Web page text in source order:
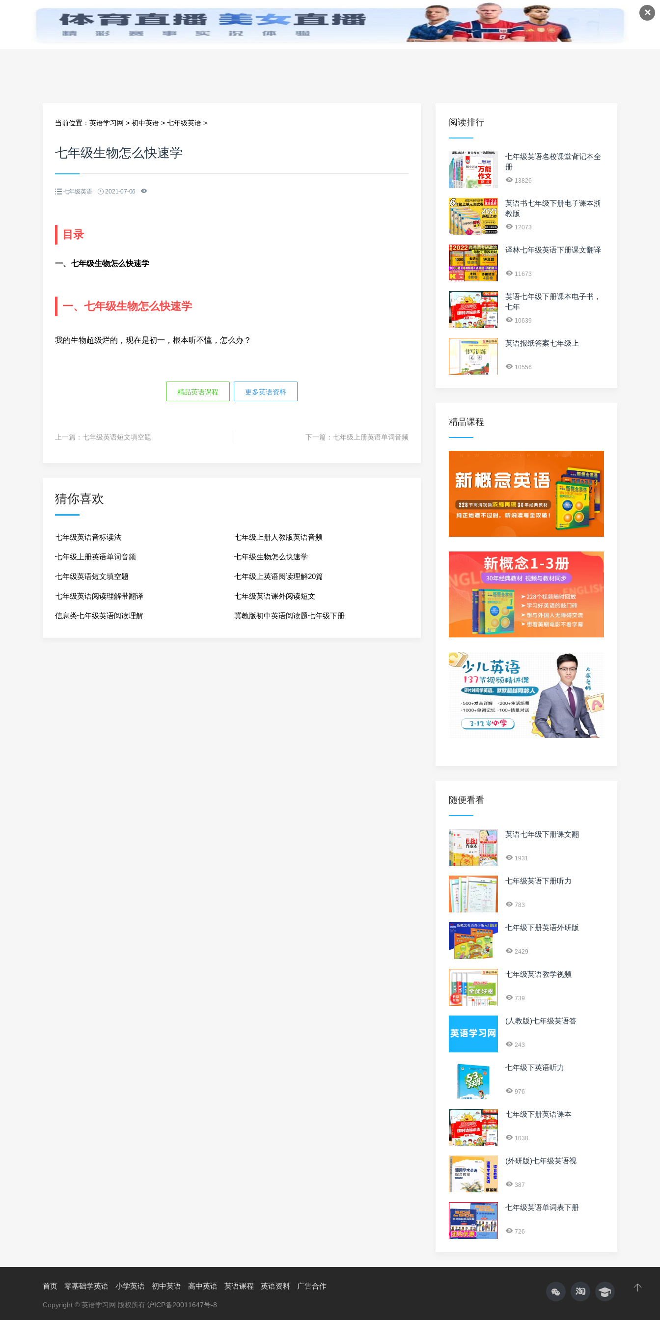
✕
首页 零基础学英语 小学英语 初中英语 高中英语 英语课程 英语资料
当前位置： 英语学习网 > 初中英语 > 七年级英语 >
七年级生物怎么快速学
七年级英语 2021-07-06
目录
一、七年级生物怎么快速学
一、七年级生物怎么快速学
我的生物超级烂的，现在是初一，根本听不懂，怎么办？
精品英语课程 更多英语资料
上一篇： 七年级英语短文填空题 下一篇： 七年级上册英语单词音频
猜你喜欢
七年级英语音标读法 七年级上册人教版英语音频
七年级上册英语单词音频 七年级生物怎么快速学
七年级英语短文填空题 七年级上英语阅读理解20篇
七年级英语阅读理解带翻译 七年级英语课外阅读短文
信息类七年级英语阅读理解 冀教版初中英语阅读题七年级下册
阅读排行
七年级英语名校课堂背记本全
册
13826
英语书七年级下册电子课本浙
教版
12073
译林七年级英语下册课文翻译
11673
英语七年级下册课本电子书，
七年
10639
英语报纸答案七年级上
10556
精品课程
随便看看
英语七年级下册课文翻
1931
七年级英语下册听力
783
七年级下册英语外研版
2429
七年级英语教学视频
739
(人教版)七年级英语答
243
七年级下英语听力
976
七年级下册英语课本
1038
(外研版)七年级英语视
387
七年级英语单词表下册
726
首页 零基础学英语 小学英语 初中英语 高中英语 英语课程 英语资料 广告合作
Copyright © 英语学习网 版权所有 沪ICP备20011647号-8